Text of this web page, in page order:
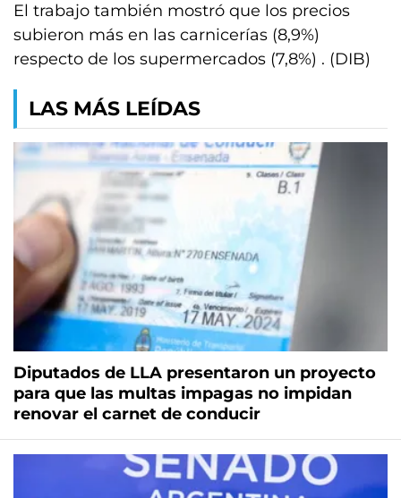
El trabajo también mostró que los precios
subieron más en las carnicerías (8,9%)
respecto de los supermercados (7,8%) . (DIB)
LAS MÁS LEÍDAS
Diputados de LLA presentaron un proyecto
para que las multas impagas no impidan
renovar el carnet de conducir